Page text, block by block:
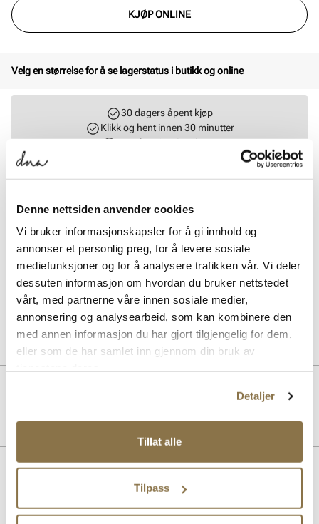
Denne nettsiden anvender cookies
Vi bruker informasjonskapsler for å gi innhold og
annonser et personlig preg, for å levere sosiale
mediefunksjoner og for å analysere trafikken vår. Vi deler
dessuten informasjon om hvordan du bruker nettstedet
vårt, med partnerne våre innen sosiale medier,
annonsering og analysearbeid, som kan kombinere den
med annen informasjon du har gjort tilgjengelig for dem,
eller som de har samlet inn gjennom din bruk av
Detaljer
Tillat alle
Tilpass
KJØP ONLINE
Velg en størrelse for å se lagerstatus i butikk og online
30 dagers åpent kjøp
Klikk og hent innen 30 minutter
Hjemlevering 3-7 dager
BESKRIVELSE
Lacoste Baseshot er en stilren herresneaker med tekstiloverdel og
slitesterk gummisåle. Skoen kombinerer klassisk design med
komfort, og passer perfekt til både hverdag og fritid. En tidløs modell
som gir et sporty og elegant uttrykk.
Art. nr.05443402
Lev. art. nr46SMA0065
MERKE
Lignende produkter
SALG SALG